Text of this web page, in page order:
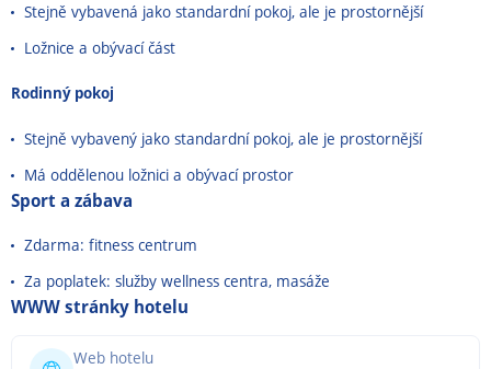
Stejně vybavená jako standardní pokoj, ale je prostornější
Ložnice a obývací část
Rodinný pokoj
Stejně vybavený jako standardní pokoj, ale je prostornější
Má oddělenou ložnici a obývací prostor
Sport a zábava
Zdarma: fitness centrum
Za poplatek: služby wellness centra, masáže
WWW stránky hotelu
Web hotelu